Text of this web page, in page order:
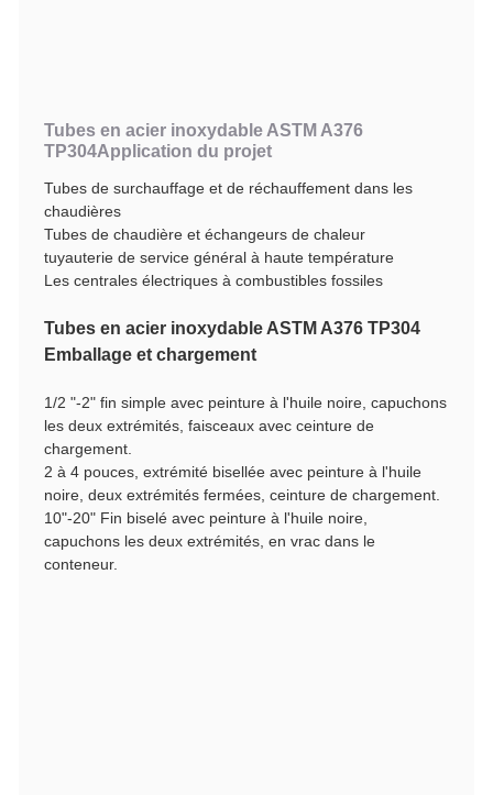
Tubes en acier inoxydable ASTM A376
TP304Application du projet
Tubes de surchauffage et de réchauffement dans les
chaudières
Tubes de chaudière et échangeurs de chaleur
tuyauterie de service général à haute température
Les centrales électriques à combustibles fossiles
Tubes en acier inoxydable ASTM A376 TP304
Emballage et chargement
1/2 "-2" fin simple avec peinture à l'huile noire, capuchons
les deux extrémités, faisceaux avec ceinture de
chargement.
2 à 4 pouces, extrémité bisellée avec peinture à l'huile
noire, deux extrémités fermées, ceinture de chargement.
10"-20" Fin biselé avec peinture à l'huile noire,
capuchons les deux extrémités, en vrac dans le
conteneur.